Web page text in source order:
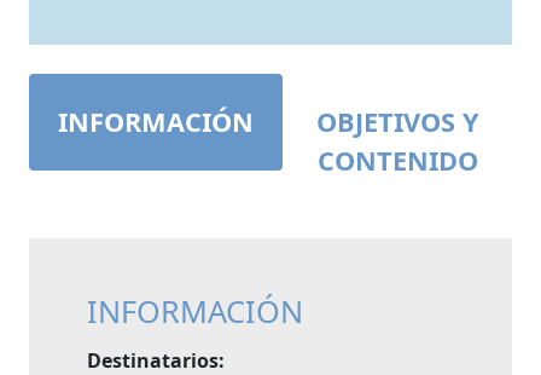
INFORMACIÓN
OBJETIVOS Y
CONTENIDO
INFORMACIÓN
Destinatarios: